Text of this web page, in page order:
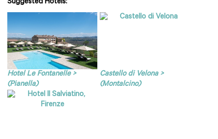
Suggested Hotels:
Hotel Le Fontanelle >
(Pianella)
Castello di Velona >
(Montalcino)